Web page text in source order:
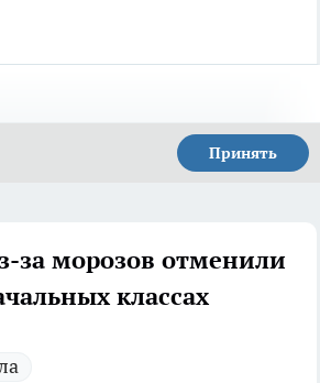
Принять
за морозов отменили
классах